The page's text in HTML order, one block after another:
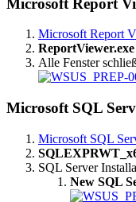
Microsoft Report
ReportViewer.exe
Alle Fenster
Microsoft SQL
Microsoft SQL
SQL Server
New SQL